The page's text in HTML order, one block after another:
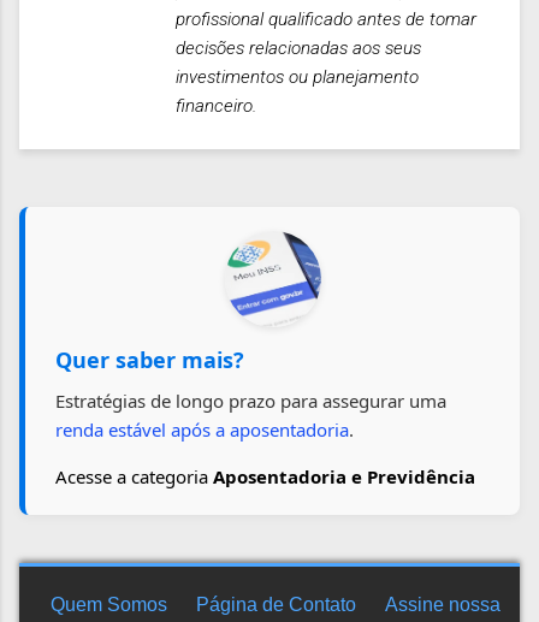
profissional qualificado antes de tomar
decisões relacionadas aos seus
investimentos ou planejamento
financeiro.
Quer saber mais?
Estratégias de longo prazo para assegurar uma
renda estável após a aposentadoria.
Acesse a categoria Aposentadoria e Previdência
Quem Somos Página de Contato
Assine nossa